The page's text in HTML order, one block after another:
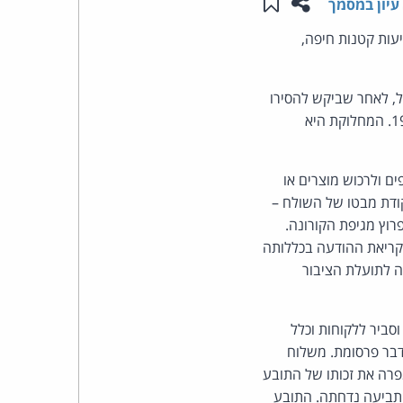
עיון במסמך
קטנות חיפה,
לאחר שביקש להסירו
מרשימת הדיוור, נשלחה בניגוד להוראות סעיף 30א לחוק התקשורת (בזק ושידורים), התשמ"ב-1982. המחלוקת היא
ולרכוש מוצרים או
מבטו של השולח –
מגיפת הקורונה.
ההודעה בכללותה
לתועלת הציבור
ללקוחות וכלל
פרסומת. משלוח
את זכותו של התובע
נדחתה. התובע